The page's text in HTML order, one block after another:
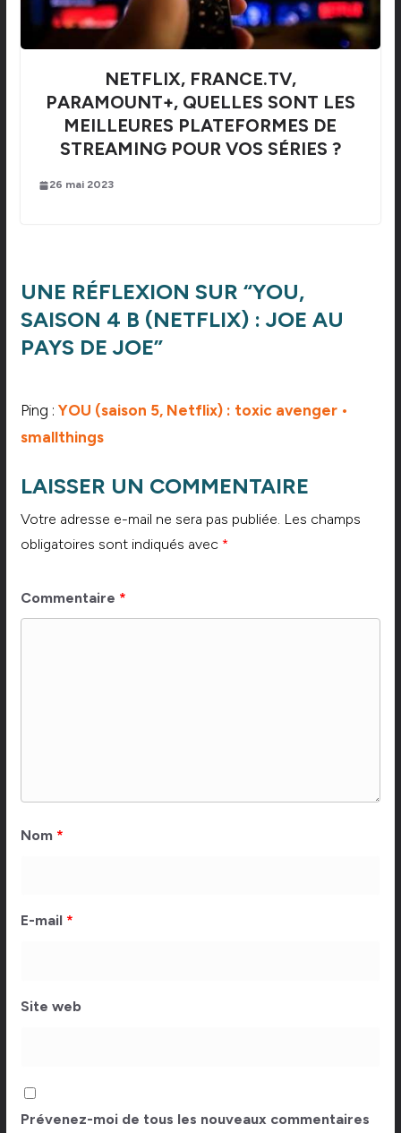
NETFLIX, FRANCE.TV,
PARAMOUNT+, QUELLES SONT LES
MEILLEURES PLATEFORMES DE
STREAMING POUR VOS SÉRIES ?
26 mai 2023
UNE RÉFLEXION SUR “YOU,
SAISON 4 B (NETFLIX) : JOE AU
PAYS DE JOE”
Ping : YOU (saison 5, Netflix) : toxic avenger •
smallthings
LAISSER UN COMMENTAIRE
Votre adresse e-mail ne sera pas publiée. Les champs
obligatoires sont indiqués avec *
Commentaire *
Nom *
E-mail *
Site web
Prévenez-moi de tous les nouveaux commentaires